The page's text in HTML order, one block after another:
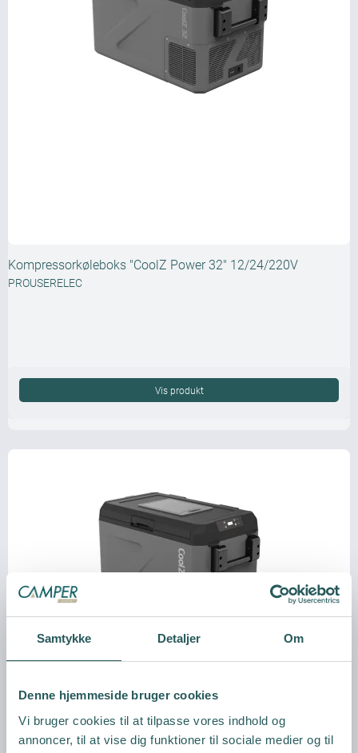
Samtykke Detaljer Om
Denne hjemmeside bruger cookies
Vi bruger cookies til at tilpasse vores indhold og
annoncer, til at vise dig funktioner til sociale medier og til
Kompressorkøleboks "CoolZ Power 32" 12/24/220V
PROUSERELEC
Vis produkt